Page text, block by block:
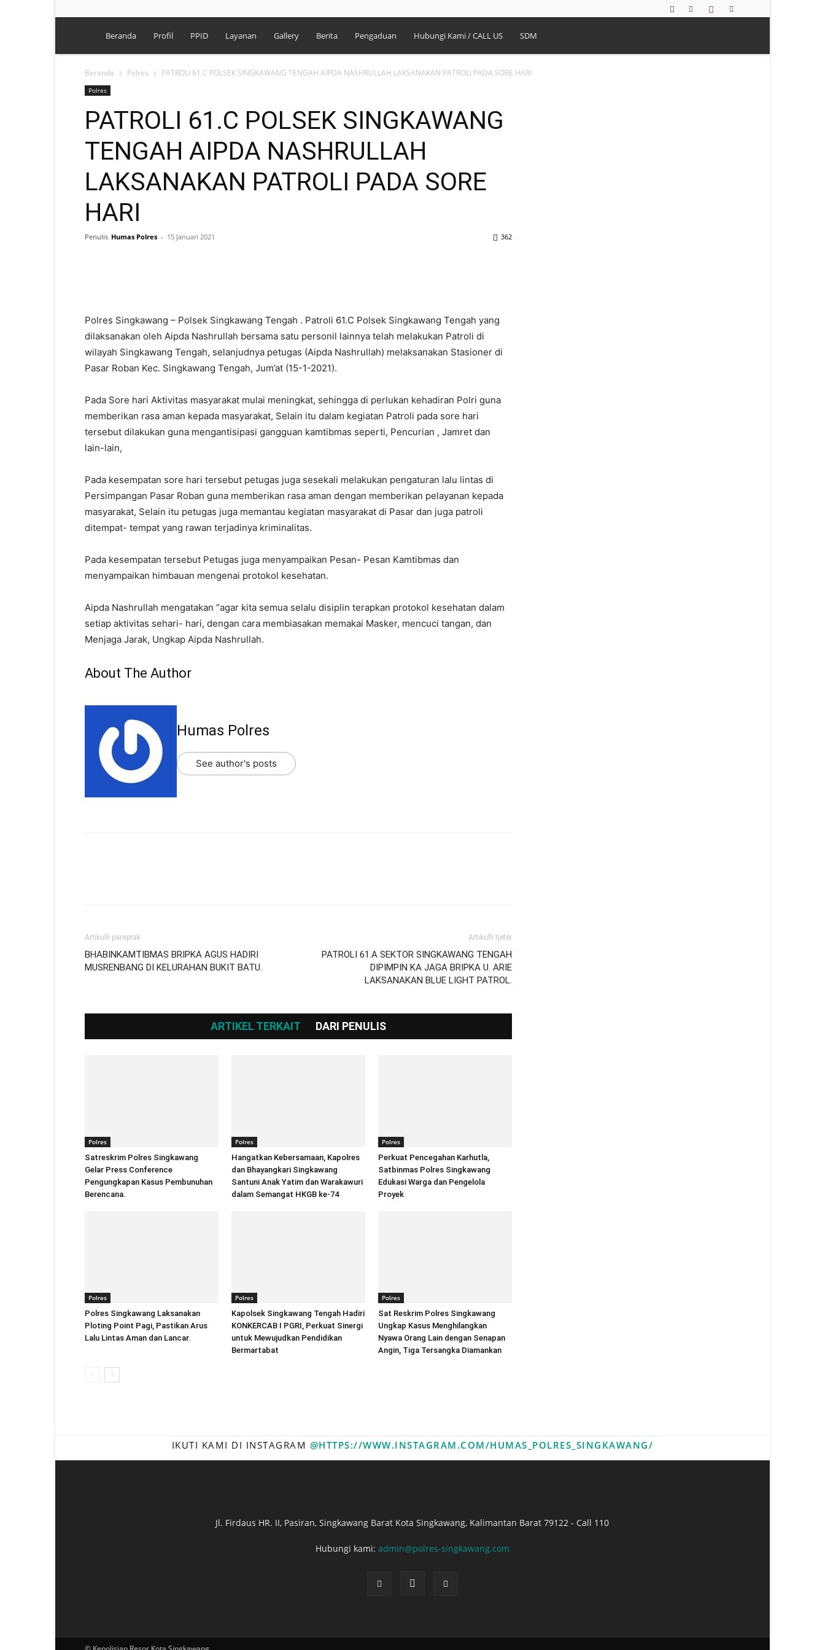
Polres
Singkawang
Beranda Profil PPID Layanan Gallery Berita Pengaduan Hubungi Kami / CALL US SDM
Beranda Polres PATROLI 61.C POLSEK SINGKAWANG TENGAH AIPDA NASHRULLAH LAKSANAKAN PATROLI PADA SORE HARI
Polres
PATROLI 61.C POLSEK SINGKAWANG
TENGAH AIPDA NASHRULLAH
LAKSANAKAN PATROLI PADA SORE
HARI
Penulis Humas Polres - 15 Januari 2021 362
Polres Singkawang – Polsek Singkawang Tengah . Patroli 61.C Polsek Singkawang Tengah yang
dilaksanakan oleh Aipda Nashrullah bersama satu personil lainnya telah melakukan Patroli di
wilayah Singkawang Tengah, selanjudnya petugas (Aipda Nashrullah) melaksanakan Stasioner di
Pasar Roban Kec. Singkawang Tengah, Jum’at (15-1-2021).
Pada Sore hari Aktivitas masyarakat mulai meningkat, sehingga di perlukan kehadiran Polri guna
memberikan rasa aman kepada masyarakat, Selain itu dalam kegiatan Patroli pada sore hari
tersebut dilakukan guna mengantisipasi gangguan kamtibmas seperti, Pencurian , Jamret dan
lain-lain,
Pada kesempatan sore hari tersebut petugas juga sesekali melakukan pengaturan lalu lintas di
Persimpangan Pasar Roban guna memberikan rasa aman dengan memberikan pelayanan kepada
masyarakat, Selain itu petugas juga memantau kegiatan masyarakat di Pasar dan juga patroli
ditempat- tempat yang rawan terjadinya kriminalitas.
Pada kesempatan tersebut Petugas juga menyampaikan Pesan- Pesan Kamtibmas dan
menyampaikan himbauan mengenai protokol kesehatan.
Aipda Nashrullah mengatakan “agar kita semua selalu disiplin terapkan protokol kesehatan dalam
setiap aktivitas sehari- hari, dengan cara membiasakan memakai Masker, mencuci tangan, dan
Menjaga Jarak, Ungkap Aipda Nashrullah.
About The Author
Humas Polres
See author's posts
Artikulli paraprak
BHABINKAMTIBMAS BRIPKA AGUS HADIRI
MUSRENBANG DI KELURAHAN BUKIT BATU.
Artikulli tjetër
PATROLI 61.A SEKTOR SINGKAWANG TENGAH
DIPIMPIN KA JAGA BRIPKA U. ARIE
LAKSANAKAN BLUE LIGHT PATROL.
ARTIKEL TERKAIT DARI PENULIS
Polres
Satreskrim Polres Singkawang
Gelar Press Conference
Pengungkapan Kasus Pembunuhan
Berencana.
Polres
Hangatkan Kebersamaan, Kapolres
dan Bhayangkari Singkawang
Santuni Anak Yatim dan Warakawuri
dalam Semangat HKGB ke-74
Polres
Perkuat Pencegahan Karhutla,
Satbinmas Polres Singkawang
Edukasi Warga dan Pengelola
Proyek
Polres
Polres Singkawang Laksanakan
Ploting Point Pagi, Pastikan Arus
Lalu Lintas Aman dan Lancar.
Polres
Kapolsek Singkawang Tengah Hadiri
KONKERCAB I PGRI, Perkuat Sinergi
untuk Mewujudkan Pendidikan
Bermartabat
Polres
Sat Reskrim Polres Singkawang
Ungkap Kasus Menghilangkan
Nyawa Orang Lain dengan Senapan
Angin, Tiga Tersangka Diamankan
IKUTI KAMI DI INSTAGRAM @HTTPS://WWW.INSTAGRAM.COM/HUMAS_POLRES_SINGKAWANG/
Jl. Firdaus HR. II, Pasiran, Singkawang Barat Kota Singkawang, Kalimantan Barat 79122 - Call 110
Hubungi kami: admin@polres-singkawang.com